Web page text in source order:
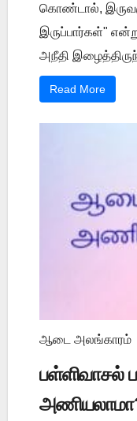
கொண்டால்,
இருப்பார்கள்"
அநீதி
Read More
ஆடை அலங்காரம்
பள்ளிவாசல்